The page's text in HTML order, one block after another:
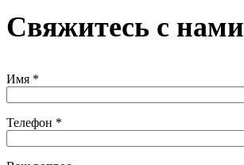
Свяжитесь с нами
Имя *
Телефон *